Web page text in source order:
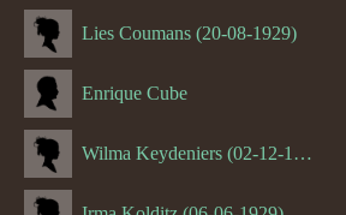
Lies Coumans (20-08-1929)
Enrique Cube
Wilma Keydeniers (02-12-1953)